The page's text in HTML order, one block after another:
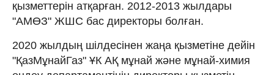
қызметтерін атқарған. 2012-2013 жылдары
"АМӨЗ" ЖШС бас директоры болған.
2020 жылдың шілдесінен жаңа қызметіне дейін
"ҚазМұнайГаз" ҰК АҚ мұнай және мұнай-xимия